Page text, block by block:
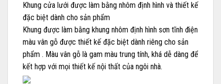
Khung cửa lưới được làm bằng nhôm định hình và thiết kế
đặc biệt dành cho sản phẩm
Khung được làm bằng khung nhôm định hình sơn tĩnh điện
màu vân gỗ được thiết kế đặc biệt dành riêng cho sản
phẩm . Màu vân gỗ là gam màu trung tính, khá dễ dàng để
kết hợp với mọi thiết kế nội thất của ngôi nhà.